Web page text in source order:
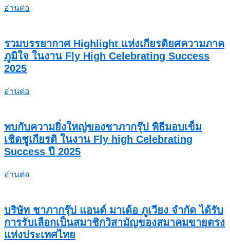
อ่านต่อ
รวมบรรยากาศ Highlight แห่งเกียรติยศความภาค
ภูมิใจ ในงาน Fly High Celebrating Success
2025
อ่านต่อ
พบกับความยิ่งใหญ่ของชาภากรุ๊ป พิธีมอบเข็ม
เชิดชูเกียรติ ในงาน Fly high Celebrating
Success ปี 2025
อ่านต่อ
บริษัท ชาภากรุ๊ป แอนด์ มาเด้อ ภูเวียง จำกัด ได้รับ
การรับเลือกเป็นสมาชิกวิสามัญของสมาคมขายตรง
แห่งประเทศไทย